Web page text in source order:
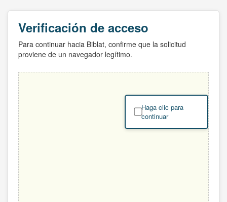
Verificación de acceso
Para continuar hacia Biblat, confirme que la solicitud
proviene de un navegador legítimo.
Haga clic para
continuar